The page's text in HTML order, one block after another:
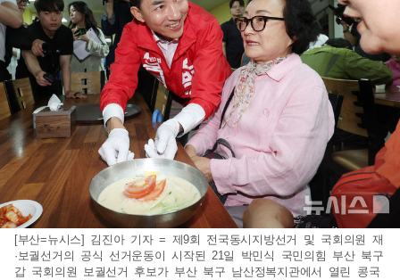
[부산=뉴시스] 김진아 기자 = 제9회 전국동시지방선거 및 국회의원 재
·보궐선거의 공식 선거운동이 시작된 21일 박민식 국민의힘 부산 북구
갑 국회의원 보궐선거 후보가 부산 북구 남산정복지관에서 열린 콩국